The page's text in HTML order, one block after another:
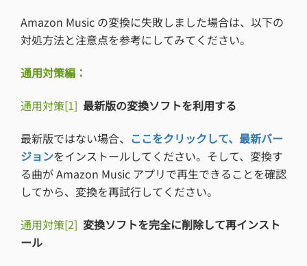
Amazon Music の変換に失敗しました場合は、以下の
対処方法と注意点を参考にしてみてください。
通用対策編：
通用対策[1] 最新版の変換ソフトを利用する
最新版ではない場合、 ここをクリックして、最新バー
ジョンをインストールしてください。そして、変換す
る曲が Amazon Music アプリで再生できることを確認
してから、変換を再試行してください。
通用対策[2] 変換ソフトを完全に削除して再インスト
ール